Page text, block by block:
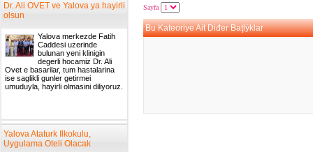
Sayfa
Bu Kateoriye Ait Diđer Baţlýklar
Dr. Ali OVET ve Yalova ya hayirli
olsun
Yalova merkezde Fatih
Caddesi uzerinde
bulunan yeni klinigin
degerli hocamiz Dr. Ali
Ovet e basarilar, tum hastalarina
ise saglikli gunler getirmei
umuduyla, hayirli olmasini diliyoruz.
Yalova Ataturk Ilkokulu,
Uygulama Oteli Olacak